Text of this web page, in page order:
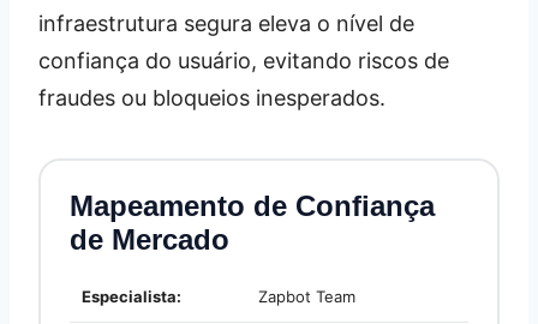
infraestrutura segura eleva o nível de
confiança do usuário, evitando riscos de
fraudes ou bloqueios inesperados.
Mapeamento de Confiança
de Mercado
Especialista: Zapbot Team